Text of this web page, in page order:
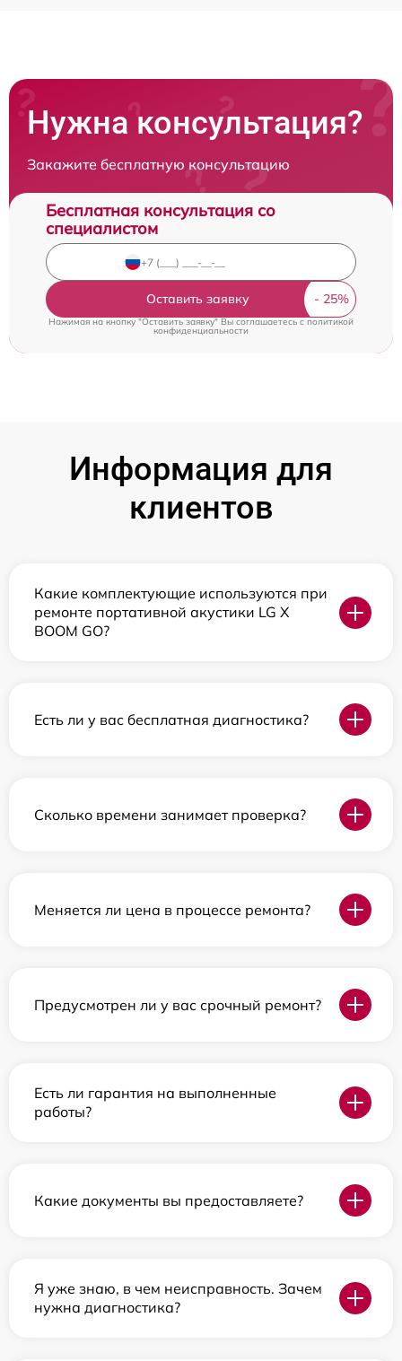
Нужна консультация?
Закажите бесплатную консультацию
Бесплатная консультация со
специалистом
Оставить заявку
Нажимая на кнопку "Оставить заявку" Вы соглашаетесь c политикой
конфиденциальности
Информация для
клиентов
Какие комплектующие используются при
ремонте портативной акустики LG X
BOOM GO?
Есть ли у вас бесплатная диагностика?
Сколько времени занимает проверка?
Меняется ли цена в процессе ремонта?
Предусмотрен ли у вас срочный ремонт?
Есть ли гарантия на выполненные
работы?
Какие документы вы предоставляете?
Я уже знаю, в чем неисправность. Зачем
нужна диагностика?